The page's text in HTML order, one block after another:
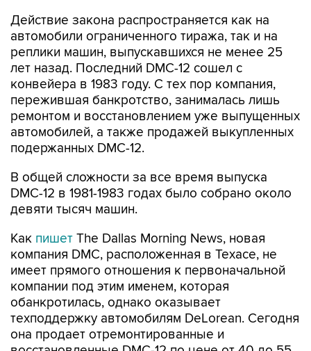
Действие закона распространяется как на
автомобили ограниченного тиража, так и на
реплики машин, выпускавшихся не менее 25
лет назад. Последний DMC-12 сошел с
конвейера в 1983 году. С тех пор компания,
пережившая банкротство, занималась лишь
ремонтом и восстановлением уже выпущенных
автомобилей, а также продажей выкупленных
подержанных DMC-12.
В общей сложности за все время выпуска
DMC-12 в 1981-1983 годах было собрано около
девяти тысяч машин.
Как пишет The Dallas Morning News, новая
компания DMC, расположенная в Техасе, не
имеет прямого отношения к первоначальной
компании под этим именем, которая
обанкротилась, однако оказывает
техподдержку автомобилям DeLorean. Сегодня
она продает отремонтированные и